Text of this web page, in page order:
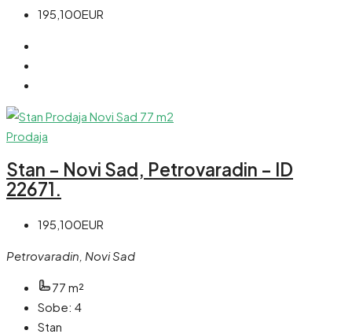
195,100EUR
Prodaja
Stan – Novi Sad, Petrovaradin – ID
22671.
195,100EUR
Petrovaradin, Novi Sad
77 m²
Sobe: 4
Stan